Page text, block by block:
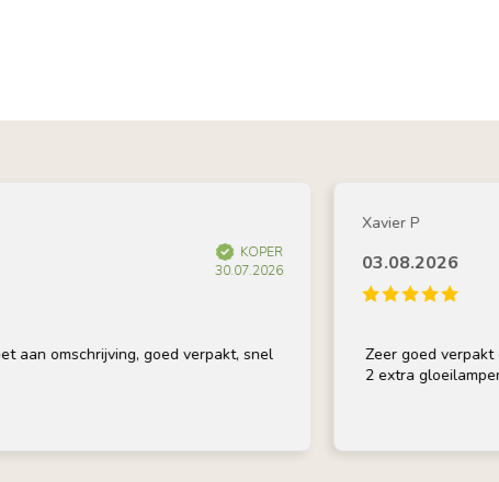
KOPER
30.07.2026
goed verpakt, snel
03.08.2026
Zeer goed verpakt en op
2 extra gloeilampen bij,